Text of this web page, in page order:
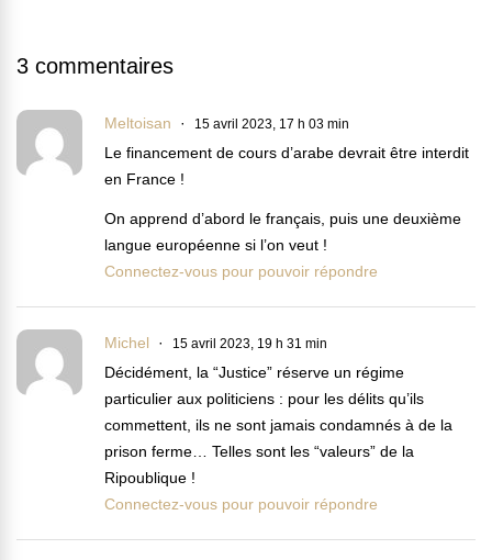
3 commentaires
Meltoisan 15 avril 2023, 17 h 03 min
Le financement de cours d’arabe devrait être interdit
en France !
On apprend d’abord le français, puis une deuxième
langue européenne si l’on veut !
Connectez-vous pour pouvoir répondre
Michel 15 avril 2023, 19 h 31 min
Décidément, la “Justice” réserve un régime
particulier aux politiciens : pour les délits qu’ils
commettent, ils ne sont jamais condamnés à de la
prison ferme… Telles sont les “valeurs” de la
Ripoublique !
Connectez-vous pour pouvoir répondre